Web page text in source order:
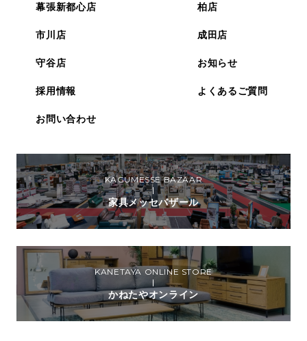
KAGUMESSE BAZAAR
家具メッセバザール
KANETAYA ONLINE STORE
かねたやオンライン
幕張新都心店 柏店
市川店 成田店
守谷店 お知らせ
採用情報 よくあるご質問
お問い合わせ